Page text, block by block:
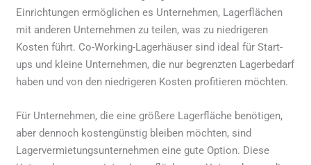
Einrichtungen ermöglichen es Unternehmen, Lagerflächen
mit anderen Unternehmen zu teilen, was zu niedrigeren
Kosten führt. Co-Working-Lagerhäuser sind ideal für Start-
ups und kleine Unternehmen, die nur begrenzten Lagerbedarf
haben und von den niedrigeren Kosten profitieren möchten.
Für Unternehmen, die eine größere Lagerfläche benötigen,
aber dennoch kostengünstig bleiben möchten, sind
Lagervermietungsunternehmen eine gute Option. Diese